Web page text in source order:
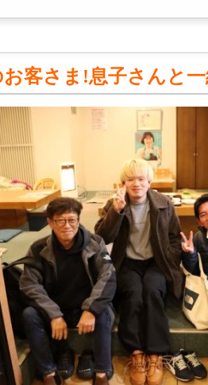
お客さま!息子さんと